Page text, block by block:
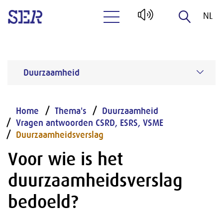
NL
Duurzaamheid
Home Thema's
Duurzaamheid
Vragen antwoorden CSRD, ESRS, VSME
Duurzaamheidsverslag
Voor wie is het
duurzaamheidsverslag
bedoeld?